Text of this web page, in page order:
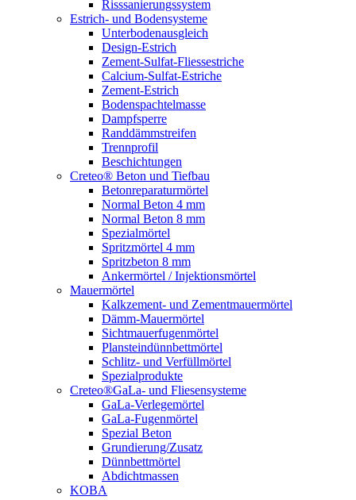
Risssanierungssystem
Estrich- und Bodensysteme
Unterbodenausgleich
Design-Estrich
Zement-Sulfat-Fliessestriche
Calcium-Sulfat-Estriche
Zement-Estrich
Bodenspachtelmasse
Dampfsperre
Randdämmstreifen
Trennprofil
Beschichtungen
Creteo® Beton und Tiefbau
Betonreparaturmörtel
Normal Beton 4 mm
Normal Beton 8 mm
Spezialmörtel
Spritzmörtel 4 mm
Spritzbeton 8 mm
Ankermörtel / Injektionsmörtel
Mauermörtel
Kalkzement- und Zementmauermörtel
Dämm-Mauermörtel
Sichtmauerfugenmörtel
Plansteindünnbettmörtel
Schlitz- und Verfüllmörtel
Spezialprodukte
Creteo®GaLa- und Fliesensysteme
GaLa-Verlegemörtel
GaLa-Fugenmörtel
Spezial Beton
Grundierung/Zusatz
Dünnbettmörtel
Abdichtmassen
KOBA